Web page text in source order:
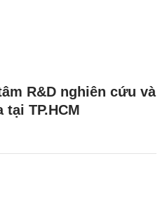
R&D nghiên cứu và
TP.HCM